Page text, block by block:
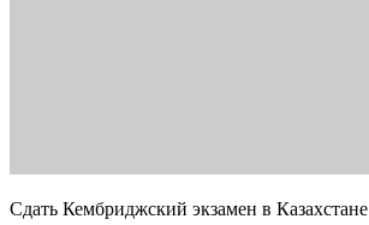
Сдать Кембриджский экзамен в Казахстане